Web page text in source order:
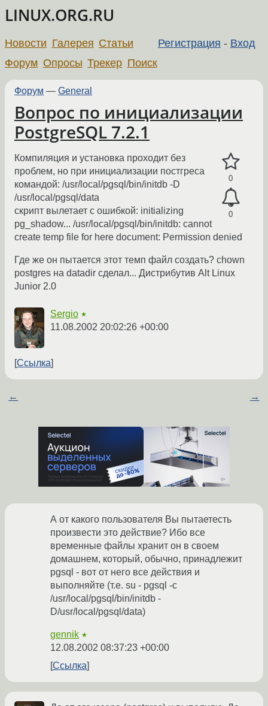
LINUX.ORG.RU
Регистрация - Вход
Новости Галерея Статьи
Форум Опросы Трекер Поиск
Форум — General
Вопрос по инициализации
PostgreSQL 7.2.1
0
0
Компиляция и установка проходит без
проблем, но при инициализации постгреса
командой: /usr/local/pgsql/bin/initdb -D
/usr/local/pgsql/data
скрипт вылетает с ошибкой: initializing
pg_shadow... /usr/local/pgsql/bin/initdb: cannot
create temp file for here document: Permission denied
Где же он пытается этот темп файл создать? chown
postgres на datadir сделал... Дистрибутив Alt Linux
Junior 2.0
Sergio ★
11.08.2002 20:02:26 +00:00
Ссылка
← →
А от какого пользователя Вы пытаетесть
произвести это действие? Ибо все
временные файлы хранит он в своем
домашнем, который, обычно, принадлежит
pgsql - вот от него все действия и
выполняйте (т.е. su - pgsql -c
/usr/local/pgsql/bin/initdb -
D/usr/local/pgsql/data)
gennik ★
12.08.2002 08:37:23 +00:00
Ссылка